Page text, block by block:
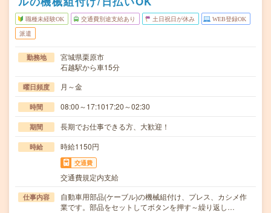
職種未経験OK 交通費別途支給あり 土日祝日が休み WEB登録OK
派遣
勤務地
宮城県栗原市
石越駅から車15分
曜日頻度 月～金
時間 08:00～17:1017:20～02:30
期間 長期でお仕事できる方、大歓迎！
時給 時給1150円
交通費
交通費規定内支給
仕事内容
自動車用部品(ケーブル)の機械組付け、プレス、カシメ作
業です。部品をセットしてボタンを押す～繰り返し…